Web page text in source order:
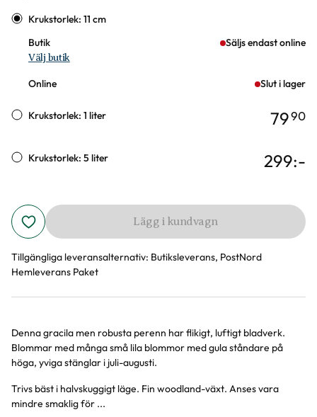
Varianter
Krukstorlek: 11 cm
Butik
Säljs endast online
Välj butik
Online Slut i lager
Krukstorlek: 1 liter 7990
Krukstorlek: 5 liter 299:-
Lägg i kundvagn
Tillgängliga leveransalternativ: Butiksleverans, PostNord
Hemleverans Paket
Produktinformation
Denna gracila men robusta perenn har flikigt, luftigt bladverk.
Blommar med många små lila blommor med gula ståndare på
höga, yviga stänglar i juli-augusti.
Trivs bäst i halvskuggigt läge. Fin woodland-växt. Anses vara
mindre smaklig för ...